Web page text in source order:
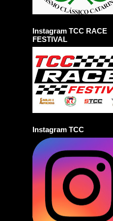
Instagram TCC RACE
FESTIVAL
Instagram TCC